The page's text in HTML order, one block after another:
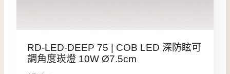
RD-LED-DEEP 75 | COB LED 深防眩可
調角度崁燈 10W Ø7.5cm